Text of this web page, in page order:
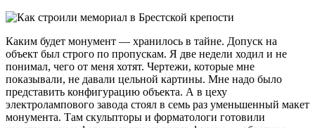
Каким будет монумент — хранилось в тайне. Допуск на
объект был строго по пропускам. Я две недели ходил и не
понимал, чего от меня хотят. Чертежи, которые мне
показывали, не давали цельной картины. Мне надо было
представить конфигурацию объекта. А в цеху
электролампового завода стоял в семь раз уменьшенный макет
монумента. Там скульпторы и форматологи готовили